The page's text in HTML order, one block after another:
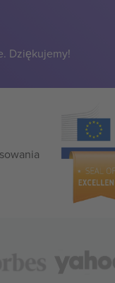
Dziękujemy!